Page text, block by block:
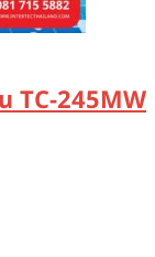
TC-245MW